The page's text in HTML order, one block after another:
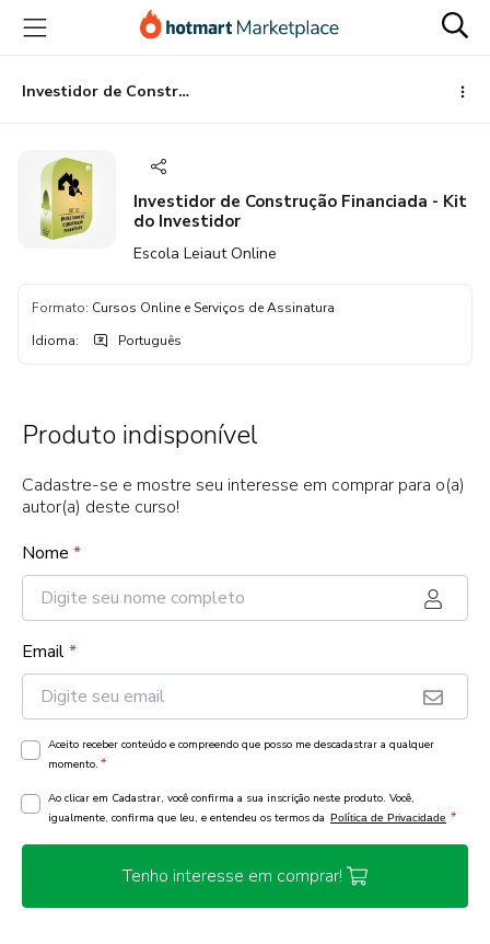
para
conteúdo
principal
para
pagamento
para
rodapé
Investidor de Construção Financiada - Kit do Investidor
Investidor de Construção Financiada - Kit
do Investidor
Escola Leiaut Online
Formato: Cursos Online e Serviços de Assinatura
Idioma: Português
Produto indisponível
Cadastre-se e mostre seu interesse em comprar para o(a)
autor(a) deste curso!
Nome *
Email*
Aceito receber conteúdo e compreendo que posso me descadastrar a qualquer
momento. *
Ao clicar em Cadastrar, você confirma a sua inscrição neste produto. Você,
igualmente, confirma que leu, e entendeu os termos da Política de Privacidade *
Tenho interesse em comprar!